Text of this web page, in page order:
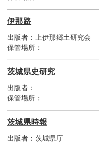
伊那路
出版者： 上伊那郷土研究会
保管場所：
茨城県史研究
出版者：
保管場所：
茨城県時報
出版者： 茨城県庁